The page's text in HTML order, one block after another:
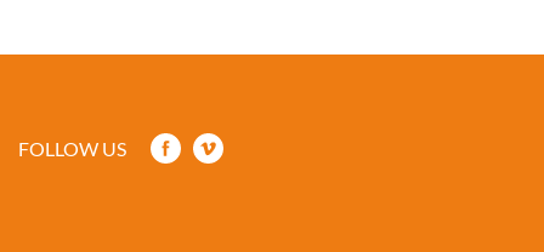
FOLLOW US